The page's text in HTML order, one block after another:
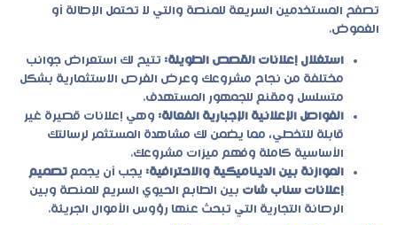
تصفح المستخدمين السريعة للمنصة والتي لا تحتمل الإطالة أو
الغموض.
استغلال إعلانات القصص الطويلة: تتيح لك استعراض جوانب
مختلفة من نجاح مشروعك وعرض الفرص الاستثمارية بشكل
متسلسل ومقنع للجمهور المستهدف.
الفواصل الإعلانية الإجبارية الفعالة: وهي إعلانات قصيرة غير
قابلة للتخطي، مما يضمن لك مشاهدة المستثمر لرسالتك
الأساسية كاملة وفهم ميزات مشروعك.
الموازنة بين الديناميكية والاحترافية: يجب أن يجمع تصميم
إعلانات سناب شات بين الطابع الحيوي السريع للمنصة وبين
الرصانة التجارية التي تبحث عنها رؤوس الأموال الجريئة.